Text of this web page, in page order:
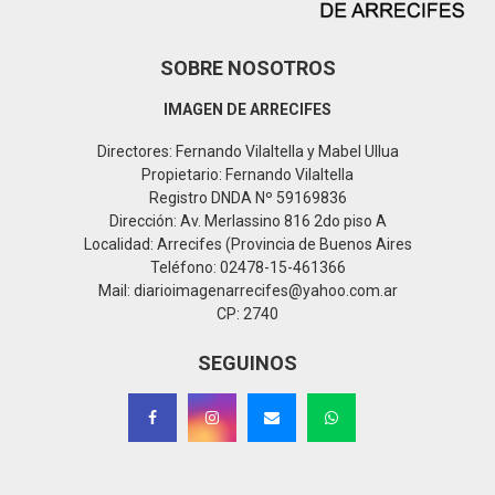
SOBRE NOSOTROS
IMAGEN DE ARRECIFES
Directores: Fernando Vilaltella y Mabel Ullua
Propietario: Fernando Vilaltella
Registro DNDA Nº 59169836
Dirección: Av. Merlassino 816 2do piso A
Localidad: Arrecifes (Provincia de Buenos Aires
Teléfono: 02478-15-461366
Mail: diarioimagenarrecifes@yahoo.com.ar
CP: 2740
SEGUINOS